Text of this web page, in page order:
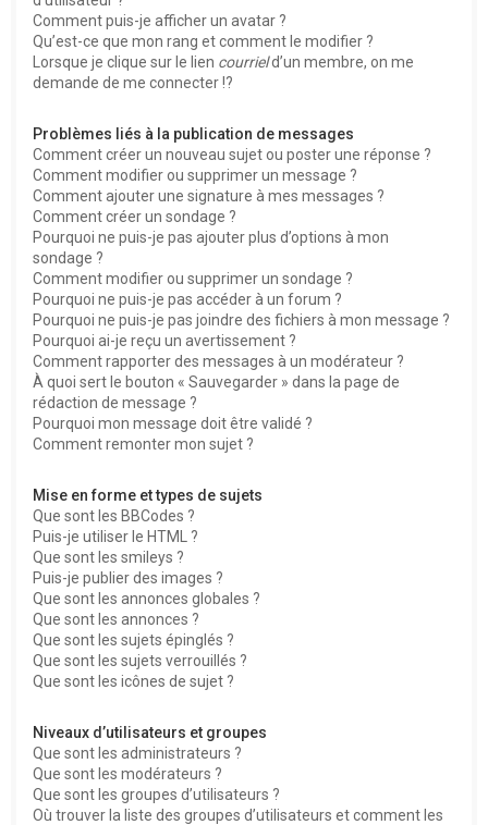
Comment puis-je afficher un avatar ?
Qu’est-ce que mon rang et comment le modifier ?
Lorsque je clique sur le lien courrield’un membre, on me
demande de me connecter !?
Problèmes liés à la publication de messages
Comment créer un nouveau sujet ou poster une réponse ?
Comment modifier ou supprimer un message ?
Comment ajouter une signature à mes messages ?
Comment créer un sondage ?
Pourquoi ne puis-je pas ajouter plus d’options à mon
sondage ?
Comment modifier ou supprimer un sondage ?
Pourquoi ne puis-je pas accéder à un forum ?
Pourquoi ne puis-je pas joindre des fichiers à mon message ?
Pourquoi ai-je reçu un avertissement ?
Comment rapporter des messages à un modérateur ?
À quoi sert le bouton « Sauvegarder » dans la page de
rédaction de message ?
Pourquoi mon message doit être validé ?
Comment remonter mon sujet ?
Mise en forme et types de sujets
Que sont les BBCodes ?
Puis-je utiliser le HTML ?
Que sont les smileys ?
Puis-je publier des images ?
Que sont les annonces globales ?
Que sont les annonces ?
Que sont les sujets épinglés ?
Que sont les sujets verrouillés ?
Que sont les icônes de sujet ?
Niveaux d’utilisateurs et groupes
Que sont les administrateurs ?
Que sont les modérateurs ?
Que sont les groupes d’utilisateurs ?
Où trouver la liste des groupes d’utilisateurs et comment les